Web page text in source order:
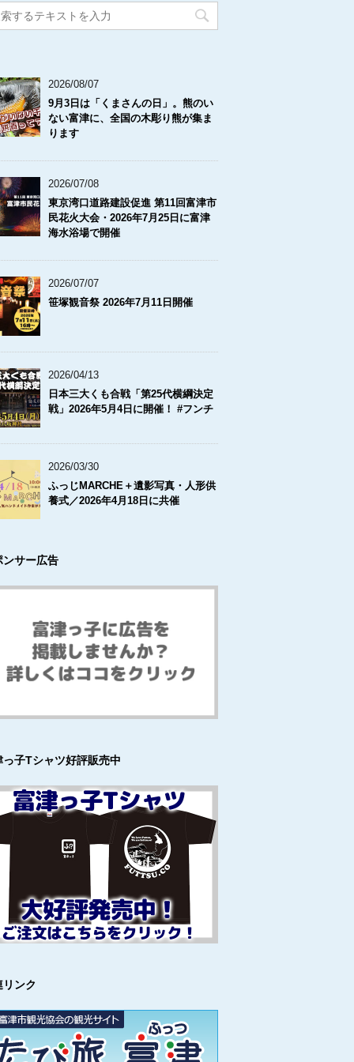
2026/08/07
9月3日は「くまさんの日」。熊のい
ない富津に、全国の木彫り熊が集ま
ります
2026/07/08
東京湾口道路建設促進 第11回富津市
民花火大会・2026年7月25日に富津
海水浴場で開催
2026/07/07
笹塚観音祭 2026年7月11日開催
2026/04/13
日本三大くも合戦「第25代横綱決定
戦」2026年5月4日に開催！ #フンチ
2026/03/30
ふっじMARCHE＋遺影写真・人形供
養式／2026年4月18日に共催
ンサー広告
っ子Tシャツ好評販売中
リンク